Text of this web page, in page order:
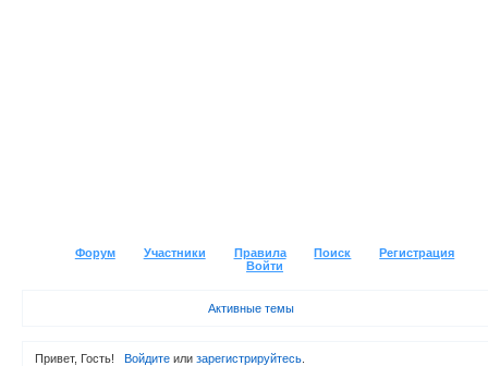
Форум Участники Правила Поиск
Регистрация
Войти
Активные темы
Привет, Гость! Войдитеили зарегистрируйтесь.